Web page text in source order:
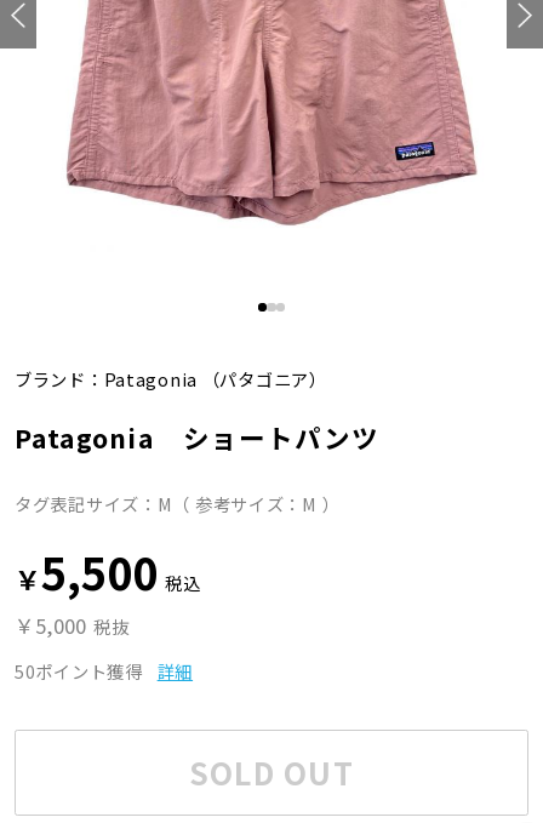
ブランド： Patagonia （パタゴニア）
Patagonia ショートパンツ
タグ表記サイズ：M（ 参考サイズ：M ）
￥5,500 税込
￥5,000 税抜
50ポイント獲得
詳細
SOLD OUT